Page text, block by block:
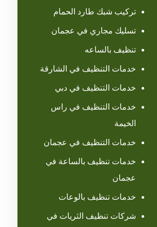
تركيب شبك طارد الحمام
تسليك مجاري في عجمان
تنظيف بالساعه
خدمات التنظيف في الشارقة
خدمات التنظيف في دبي
خدمات التنظيف في راس
الخيمة
خدمات التنظيف في عجمان
خدمات تنظيف بالساعة في
عجمان
خدمات تنظيف بالوعات
شركات تنظيف الثريات في